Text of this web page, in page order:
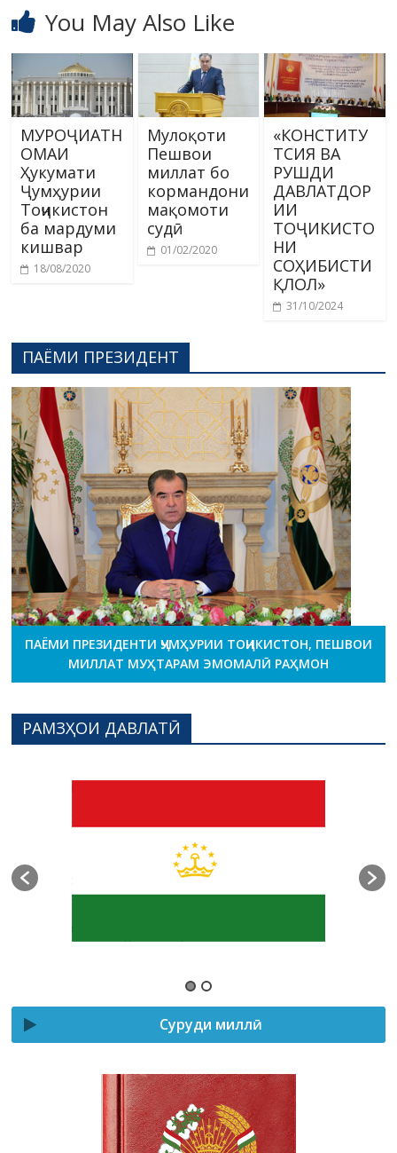
You May Also Like
МУРОҶИАТН
ОМАИ
Ҳукумати
Ҷумҳурии
Тоҷикистон
ба мардуми
кишвар
18/08/2020
Мулоқоти
Пешвои
миллат бо
кормандони
мақомоти
судӣ
01/02/2020
«КОНСТИТУ
ТСИЯ ВА
РУШДИ
ДАВЛАТДОР
ИИ
ТОҶИКИСТО
НИ
СОҲИБИСТИ
ҚЛОЛ»
31/10/2024
ПАЁМИ ПРЕЗИДЕНТ
ПАЁМИ ПРЕЗИДЕНТИ ҶУМҲУРИИ ТОҶИКИСТОН, ПЕШВОИ
МИЛЛАТ МУҲТАРАМ ЭМОМАЛӢ РАҲМОН
РАМЗҲОИ ДАВЛАТӢ
Суруди миллӣ